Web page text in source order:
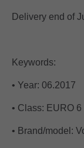
Delivery end of
Keywords:
• Year: 06.2017
• Class: EURO 6
• Brand/model: